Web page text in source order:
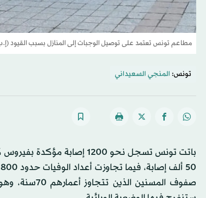
مطاعم تونس تعتمد على توصيل الوجبات إلى المنازل بسبب القيود
تونس: المنجي السعيداني
باتت تونس تسجل نحو 1200
صفوف